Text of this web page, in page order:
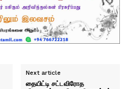
Next article
தையிட்டி சட்டவிரோத